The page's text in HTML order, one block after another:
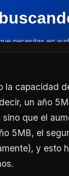
la capacidad
un año
que el
5MB, el
y esto